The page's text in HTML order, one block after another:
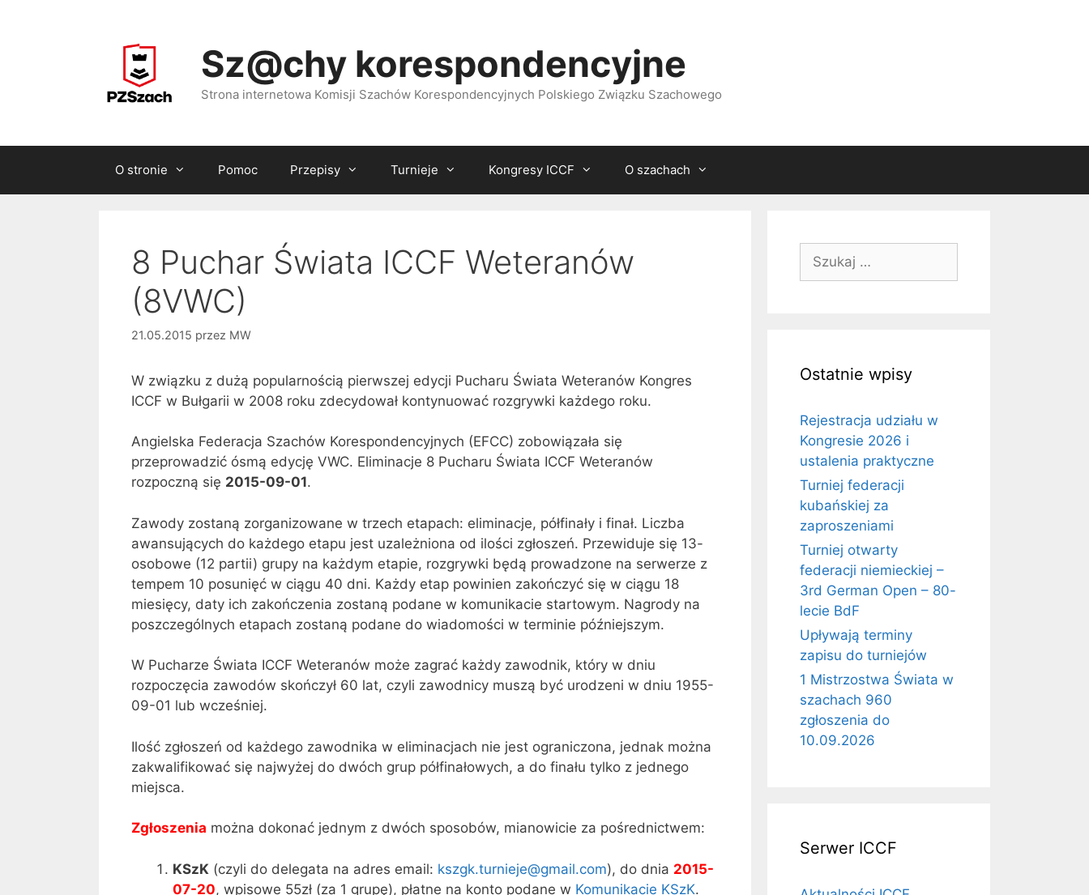
Sz@chy korespondencyjne
Strona internetowa Komisji Szachów Korespondencyjnych Polskiego Związku Szachowego
O stronie Pomoc Przepisy Turnieje Kongresy ICCF O szachach
8 Puchar Świata ICCF Weteranów
(8VWC)
21.05.2015 przez MW
W związku z dużą popularnością pierwszej edycji Pucharu Świata Weteranów Kongres
ICCF w Bułgarii w 2008 roku zdecydował kontynuować rozgrywki każdego roku.
Angielska Federacja Szachów Korespondencyjnych (EFCC) zobowiązała się
przeprowadzić ósmą edycję VWC. Eliminacje 8 Pucharu Świata ICCF Weteranów
rozpoczną się 2015-09-01.
Zawody zostaną zorganizowane w trzech etapach: eliminacje, półfinały i finał. Liczba
awansujących do każdego etapu jest uzależniona od ilości zgłoszeń. Przewiduje się 13-
osobowe (12 partii) grupy na każdym etapie, rozgrywki będą prowadzone na serwerze z
tempem 10 posunięć w ciągu 40 dni. Każdy etap powinien zakończyć się w ciągu 18
miesięcy, daty ich zakończenia zostaną podane w komunikacie startowym. Nagrody na
poszczególnych etapach zostaną podane do wiadomości w terminie późniejszym.
W Pucharze Świata ICCF Weteranów może zagrać każdy zawodnik, który w dniu
rozpoczęcia zawodów skończył 60 lat, czyli zawodnicy muszą być urodzeni w dniu 1955-
09-01 lub wcześniej.
Ilość zgłoszeń od każdego zawodnika w eliminacjach nie jest ograniczona, jednak można
zakwalifikować się najwyżej do dwóch grup półfinałowych, a do finału tylko z jednego
miejsca.
Zgłoszenia można dokonać jednym z dwóch sposobów, mianowicie za pośrednictwem:
KSzK (czyli do delegata na adres email: kszgk.turnieje@gmail.com), do dnia 2015-
07-20, wpisowe 55zł (za 1 grupę), płatne na konto podane w Komunikacie KSzK.
Ostatnie wpisy
Rejestracja udziału w
Kongresie 2026 i
ustalenia praktyczne
Turniej federacji
kubańskiej za
zaproszeniami
Turniej otwarty
federacji niemieckiej –
3rd German Open – 80-
lecie BdF
Upływają terminy
zapisu do turniejów
1 Mistrzostwa Świata w
szachach 960
zgłoszenia do
10.09.2026
Serwer ICCF